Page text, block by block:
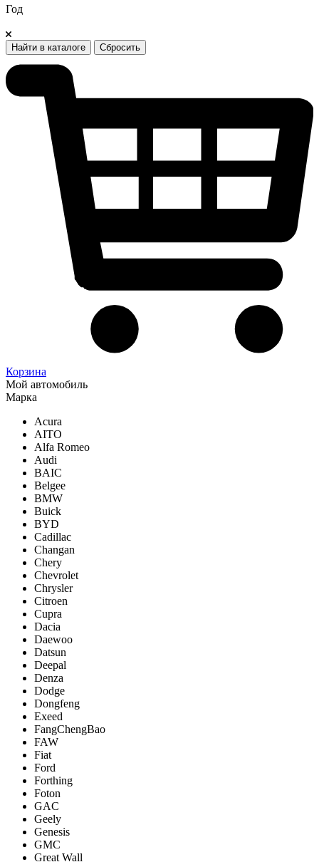
Год
Найти в каталоге Сбросить
Корзина
Мой автомобиль
Марка
Acura
AITO
Alfa Romeo
Audi
BAIC
Belgee
BMW
Buick
BYD
Cadillac
Changan
Chery
Chevrolet
Chrysler
Citroen
Cupra
Dacia
Daewoo
Datsun
Deepal
Denza
Dodge
Dongfeng
Exeed
FangChengBao
FAW
Fiat
Ford
Forthing
Foton
GAC
Geely
Genesis
GMC
Great Wall